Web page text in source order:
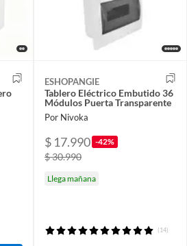
ESHOPANGIE
Tablero Eléctrico Embutido 36
Módulos Puerta Transparente
Por Nivoka
$ 17.990 -42%
$ 30.990
Llega mañana
(14)